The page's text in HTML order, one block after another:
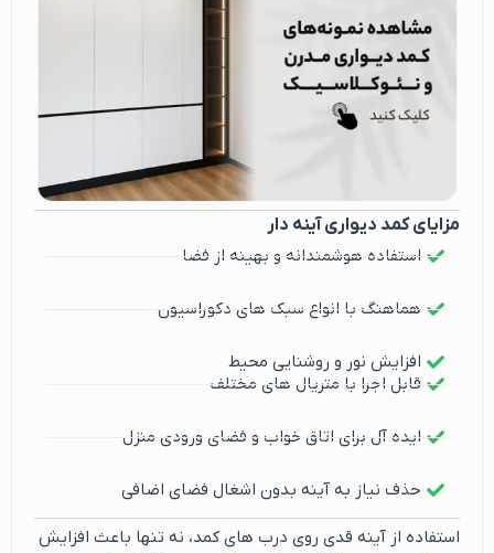
مزایای کمد دیواری آینه دار
استفاده هوشمندانه و بهینه از فضا
هماهنگ با انواع سبک های دکوراسیون
افزایش نور و روشنایی محیط
قابل اجرا با متریال های مختلف
ایده آل برای اتاق خواب و فضای ورودی منزل
حذف نیاز به آینه بدون اشغال فضای اضافی
استفاده از آینه قدی روی درب های کمد، نه تنها باعث افزایش